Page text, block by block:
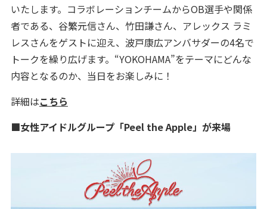
いたします。コラボレーションチームからOB選手や関係
者である、谷繁元信さん、竹田謙さん、アレックス ラミ
レスさんをゲストに迎え、波戸康広アンバサダーの4名で
トークを繰り広げます。“YOKOHAMA”をテーマにどんな
内容となるのか、当日をお楽しみに！
詳細はこちら
■女性アイドルグループ「Peel the Apple」が来場